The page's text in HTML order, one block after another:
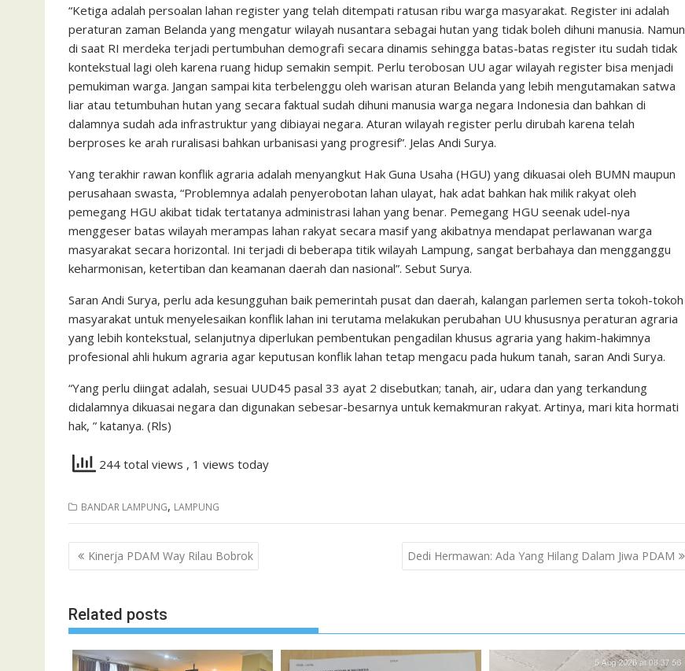
“Ketiga adalah persoalan lahan register yang telah ditempati ratusan ribu warga masyarakat. Register ini adalah
peraturan zaman Belanda yang mengatur wilayah nusantara sebagai hutan yang tidak boleh dihuni manusia. Namun
di saat RI merdeka terjadi pertumbuhan demografi secara dinamis sehingga batas-batas register itu sudah tidak
kontekstual lagi oleh karena ruang hidup semakin sempit. Perlu terobosan UU agar wilayah register bisa menjadi
pemukiman warga. Jangan sampai kita terbelenggu oleh warisan aturan Belanda yang lebih mengutamakan satwa
liar atau tetumbuhan hutan yang secara faktual sudah dihuni manusia warga negara Indonesia dan bahkan di
dalamnya sudah ada infrastruktur yang dibiayai negara. Aturan wilayah register perlu dirubah karena telah
berproses ke arah ruralisasi bahkan urbanisasi yang progresif”. Jelas Andi Surya.
Yang terakhir rawan konflik agraria adalah menyangkut Hak Guna Usaha (HGU) yang dikuasai oleh BUMN maupun
perusahaan swasta, “Problemnya adalah penyerobotan lahan ulayat, hak adat bahkan hak milik rakyat oleh
pemegang HGU akibat tidak tertatanya administrasi lahan yang benar. Pemegang HGU seenak udel-nya
menggeser batas wilayah merampas lahan rakyat secara masif yang akibatnya mendapat perlawanan warga
masyarakat secara horizontal. Ini terjadi di beberapa titik wilayah Lampung, sangat berbahaya dan mengganggu
keharmonisan, ketertiban dan keamanan daerah dan nasional”. Sebut Surya.
Saran Andi Surya, perlu ada kesungguhan baik pemerintah pusat dan daerah, kalangan parlemen serta tokoh-tokoh
masyarakat untuk menyelesaikan konflik lahan ini terutama melakukan perubahan UU khususnya peraturan agraria
yang lebih kontekstual, selanjutnya diperlukan pembentukan pengadilan khusus agraria yang hakim-hakimnya
profesional ahli hukum agraria agar keputusan konflik lahan tetap mengacu pada hukum tanah, saran Andi Surya.
“Yang perlu diingat adalah, sesuai UUD45 pasal 33 ayat 2 disebutkan; tanah, air, udara dan yang terkandung
didalamnya dikuasai negara dan digunakan sebesar-besarnya untuk kemakmuran rakyat. Artinya, mari kita hormati
hak, ” katanya. (Rls)
244 total views , 1 views today
BANDAR LAMPUNG, LAMPUNG
Navigasi
pos
Kinerja PDAM Way Rilau Bobrok Dedi Hermawan: Ada Yang Hilang Dalam Jiwa PDAM
Related posts